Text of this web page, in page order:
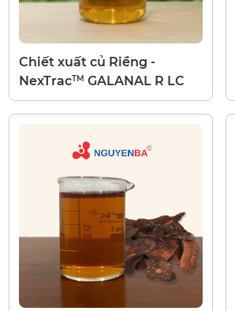
Chiết xuất củ Riềng -
NexTracTM GALANAL R LC